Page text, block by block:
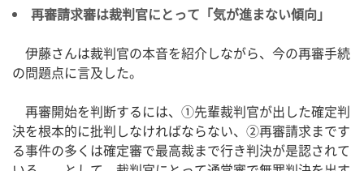
再審請求審は裁判官にとって「気が進まない傾向」
伊藤さんは裁判官の本音を紹介しながら、今の再審手続
の問題点に言及した。
再審開始を判断するには、①先輩裁判官が出した確定判
決を根本的に批判しなければならない、②再審請求まです
る事件の多くは確定審で最高裁まで行き判決が是認されて